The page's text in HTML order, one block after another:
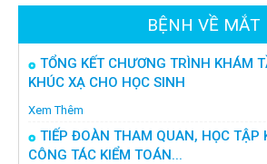
BỆNH VỀ MẮT
TỔNG KẾT CHƯƠNG TRÌNH KHÁM
KHÚC XẠ CHO HỌC SINH
Xem Thêm
TIẾP ĐOÀN THAM QUAN, HỌC TẬP
CÔNG TÁC KIỂM TOÁN...